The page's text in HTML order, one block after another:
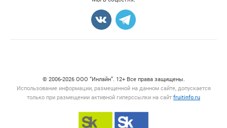
© 2006‑2026 ООО “Инлайн”. 12+ Все права защищены.
Использование информации, размещенной на данном сайте, допускается
только при размещении активной гиперссылки на сайт fruitinfo.ru